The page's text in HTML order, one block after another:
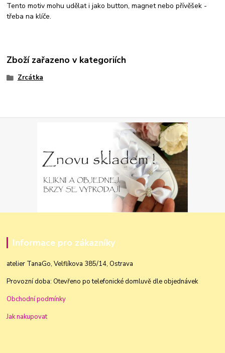
Tento motiv mohu udělat i jako button, magnet nebo přívěšek -
třeba na klíče.
Zboží zařazeno v kategoriích
Zrcátka
Informace pro zákazníky
atelier TanaGo, Velflíkova 385/14, Ostrava
Provozní doba: Otevřeno po telefonické domluvě dle objednávek
Obchodní podmínky
Jak nakupovat